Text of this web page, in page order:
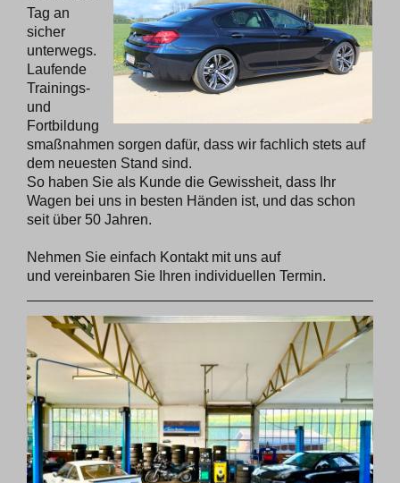
Tag an
sicher
unterwegs.
Laufende
Trainings-
und
Fortbildung
smaßnahmen sorgen dafür, dass wir fachlich stets auf
dem neuesten Stand sind.
So haben Sie als Kunde die Gewissheit, dass Ihr
Wagen bei uns in besten Händen ist, und das schon
seit über 50 Jahren.
Nehmen Sie einfach Kontakt mit uns auf
und vereinbaren Sie Ihren individuellen Termin.